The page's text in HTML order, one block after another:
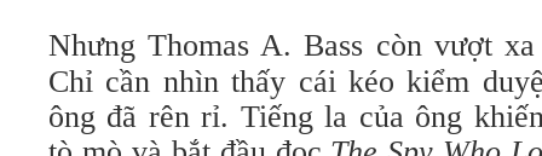
Nhưng Thomas A. Bass còn vượt
Chỉ cần nhìn thấy cái kéo kiểm
ông đã rên rỉ. Tiếng la của ông